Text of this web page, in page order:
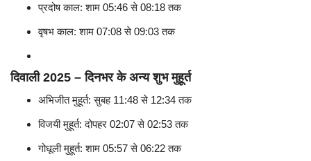
प्रदोष काल: शाम 05:46 से 08:18 तक
वृषभ काल: शाम 07:08 से 09:03 तक
दिवाली 2025 – दिनभर के अन्य शुभ मुहूर्त
अभिजीत मुहूर्त: सुबह 11:48 से 12:34 तक
विजयी मुहूर्त: दोपहर 02:07 से 02:53 तक
गोधूली मुहूर्त: शाम 05:57 से 06:22 तक